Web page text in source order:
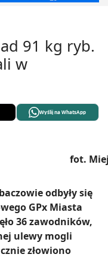
91 kg ryb.
w
Wyślij na WhatsApp
odbyły się
GPx Miasta
36 zawodników,
ulewy mogli
złowiono